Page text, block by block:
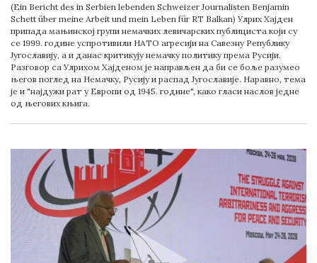
(Ein Bericht des in Serbien lebenden Schweizer Journalisten Benjamin
Schett über meine Arbeit und mein Leben für RT Balkan) Улрих Хајден
припада мањинској групи немачких левичарских публициста који су
се 1999. године успротивили НАТО агресији на Савезну Републику
Југославију, а и данас критикују немачку политику према Русији.
Разговор са Улрихом Хајденом је направљен да би се боље разумео
његов поглед на Немачку, Русију и распад Југославије. Наравно, тема
је и "најдужи рат у Европи од 1945. године", како гласи наслов једне
од његових књига.